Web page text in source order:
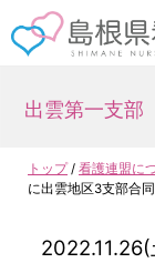
このページの本文へ
出雲第一支部
現
在
置：
トップ/ 看護連盟に
に出雲地区3支部合